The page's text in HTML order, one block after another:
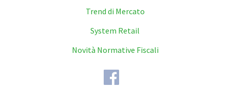
Trend di Mercato
System Retail
Novità Normative Fiscali